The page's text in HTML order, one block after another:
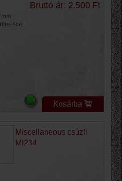
Bruttó ár: 2.500 Ft
mm
Acél
Kosárba
Miscellaneous csúzli
MI234